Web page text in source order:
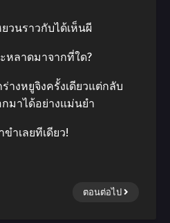
วนราวกับได้เห็นผี
หลาดมาจากที่ใด?
งหยูจิงครั้งเดียวแต่กลับ
มาได้อย่างแม่นยำ
ำเลยทีเดียว!
ตอนต่อไป